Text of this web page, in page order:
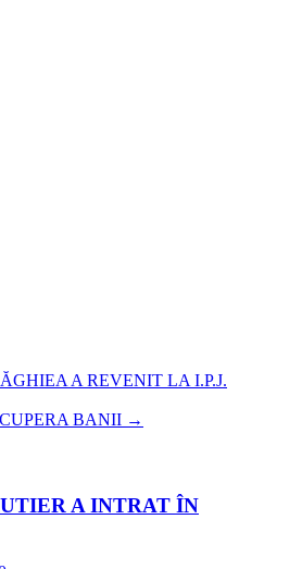
A REVENIT LA I.P.J.
BANII →
A INTRAT ÎN